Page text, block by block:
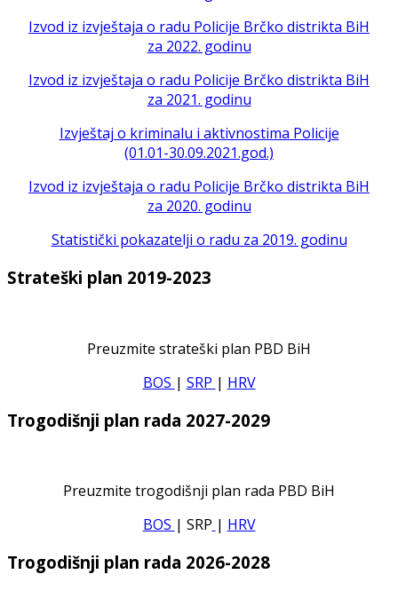
Izvod iz izvještaja o radu Policije Brčko distrikta BiH
za 2022. godinu
Izvod iz izvještaja o radu Policije Brčko distrikta BiH
za 2021. godinu
Izvještaj o kriminalu i aktivnostima Policije
(01.01-30.09.2021.god.)
Izvod iz izvještaja o radu Policije Brčko distrikta BiH
za 2020. godinu
Statistički pokazatelji o radu za 2019. godinu
Strateški plan 2019-2023
Preuzmite strateški plan PBD BiH
BOS | SRP | HRV
Trogodišnji plan rada 2027-2029
Preuzmite trogodišnji plan rada PBD BiH
BOS | SRP | HRV
Trogodišnji plan rada 2026-2028